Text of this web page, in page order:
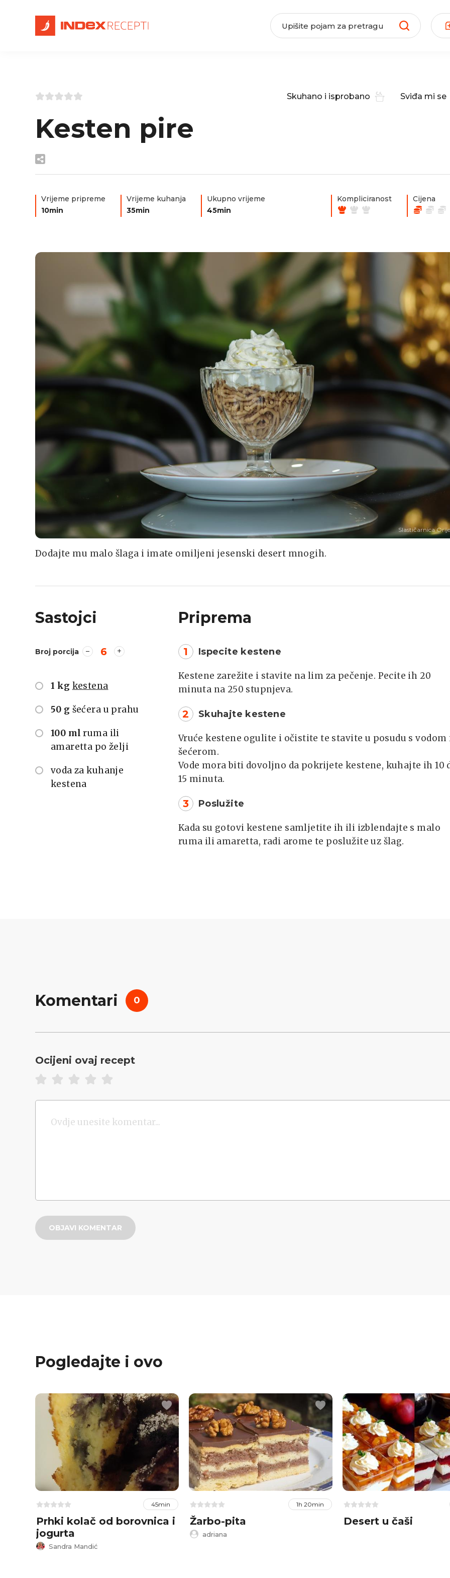
Skuhano i isprobano Sviđa mi se
Kesten pire
Vrijeme pripreme
10min
Vrijeme kuhanja
35min
Ukupno vrijeme
45min
Kompliciranost Cijena
Slastičarnica
Dodajte mu malo šlaga i imate omiljeni jesenski desert mnogih.
Sastojci
Broj porcija 6
1 kg kestena
50 g šećera u prahu
100 ml ruma ili
amaretta po želji
voda za kuhanje
kestena
Priprema
1 Ispecite kestene
Kestene zarežite i stavite na lim za pečenje. Pecite ih 20
minuta na 250 stupnjeva.
2 Skuhajte kestene
Vruće kestene ogulite i očistite te stavite u posudu s vodom
šećerom.
Vode mora biti dovoljno da pokrijete kestene, kuhajte ih 10
15 minuta.
3 Poslužite
Kada su gotovi kestene samljetite ih ili izblendajte s malo
ruma ili amaretta, radi arome te poslužite uz šlag.
Komentari 0
Ocijeni ovaj recept
OBJAVI KOMENTAR
Pogledajte i ovo
45min
Prhki kolač od borovnica i
jogurta
Sandra Mandić
1h 20min
Žarbo-pita
adriana
Desert u čaši